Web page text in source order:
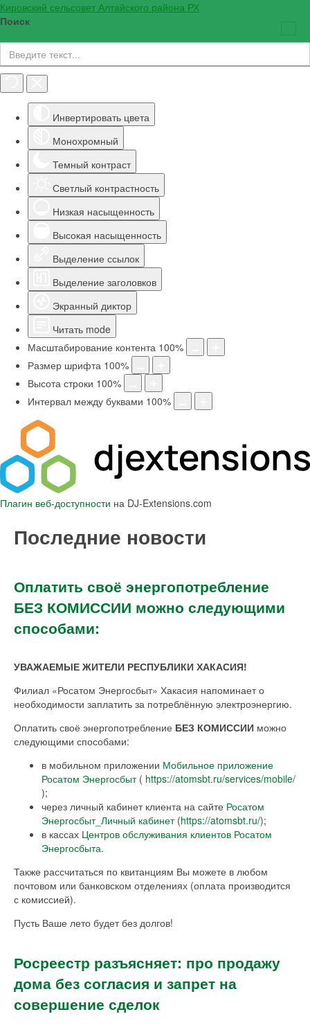
Инструменты доступности
Инвертировать цвета
Монохромный
Темный контраст
Светлый контрастность
Низкая насыщенность
Высокая насыщенность
Выделение ссылок
Выделение заголовков
Экранный диктор
Читать mode
Масштабирование контента 100%
Размер шрифта 100%
Высота строки 100%
Интервал между буквами 100%
Плагин веб-доступности на DJ-Extensions.com
Кировский сельсовет Алтайского района РХ
Поиск
Последние новости
Оплатить своё энергопотребление
БЕЗ КОМИССИИ можно следующими
способами:
УВАЖАЕМЫЕ ЖИТЕЛИ РЕСПУБЛИКИ ХАКАСИЯ!
Филиал «Росатом Энергосбыт» Хакасия напоминает о
необходимости заплатить за потреблённую электроэнергию.
Оплатить своё энергопотребление БЕЗ КОМИССИИ можно
следующими способами:
в мобильном приложении Мобильное приложение
Росатом Энергосбыт( https://atomsbt.ru/services/mobile/
);
через личный кабинет клиента на сайте Росатом
Энергосбыт_Личный кабинет(https://atomsbt.ru/);
в кассах Центров обслуживания клиентов Росатом
Энергосбыта.
Также рассчитаться по квитанциям Вы можете в любом
почтовом или банковском отделениях (оплата производится
с комиссией).
Пусть Ваше лето будет без долгов!
Росреестр разъясняет: про продажу
дома без согласия и запрет на
совершение сделок